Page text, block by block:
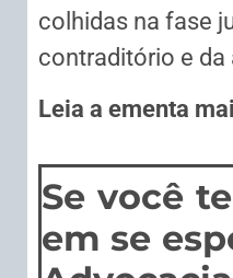
colhidas na fase
contraditório e da
Leia a ementa
Se você
em se